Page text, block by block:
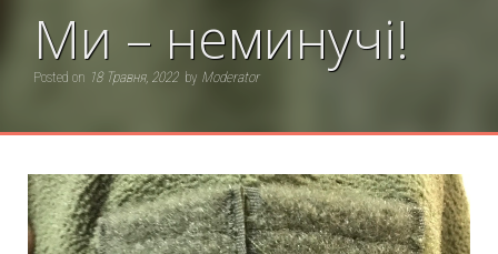
Ми – неминучі!
Posted on 18 Травня, 2022 by Moderator